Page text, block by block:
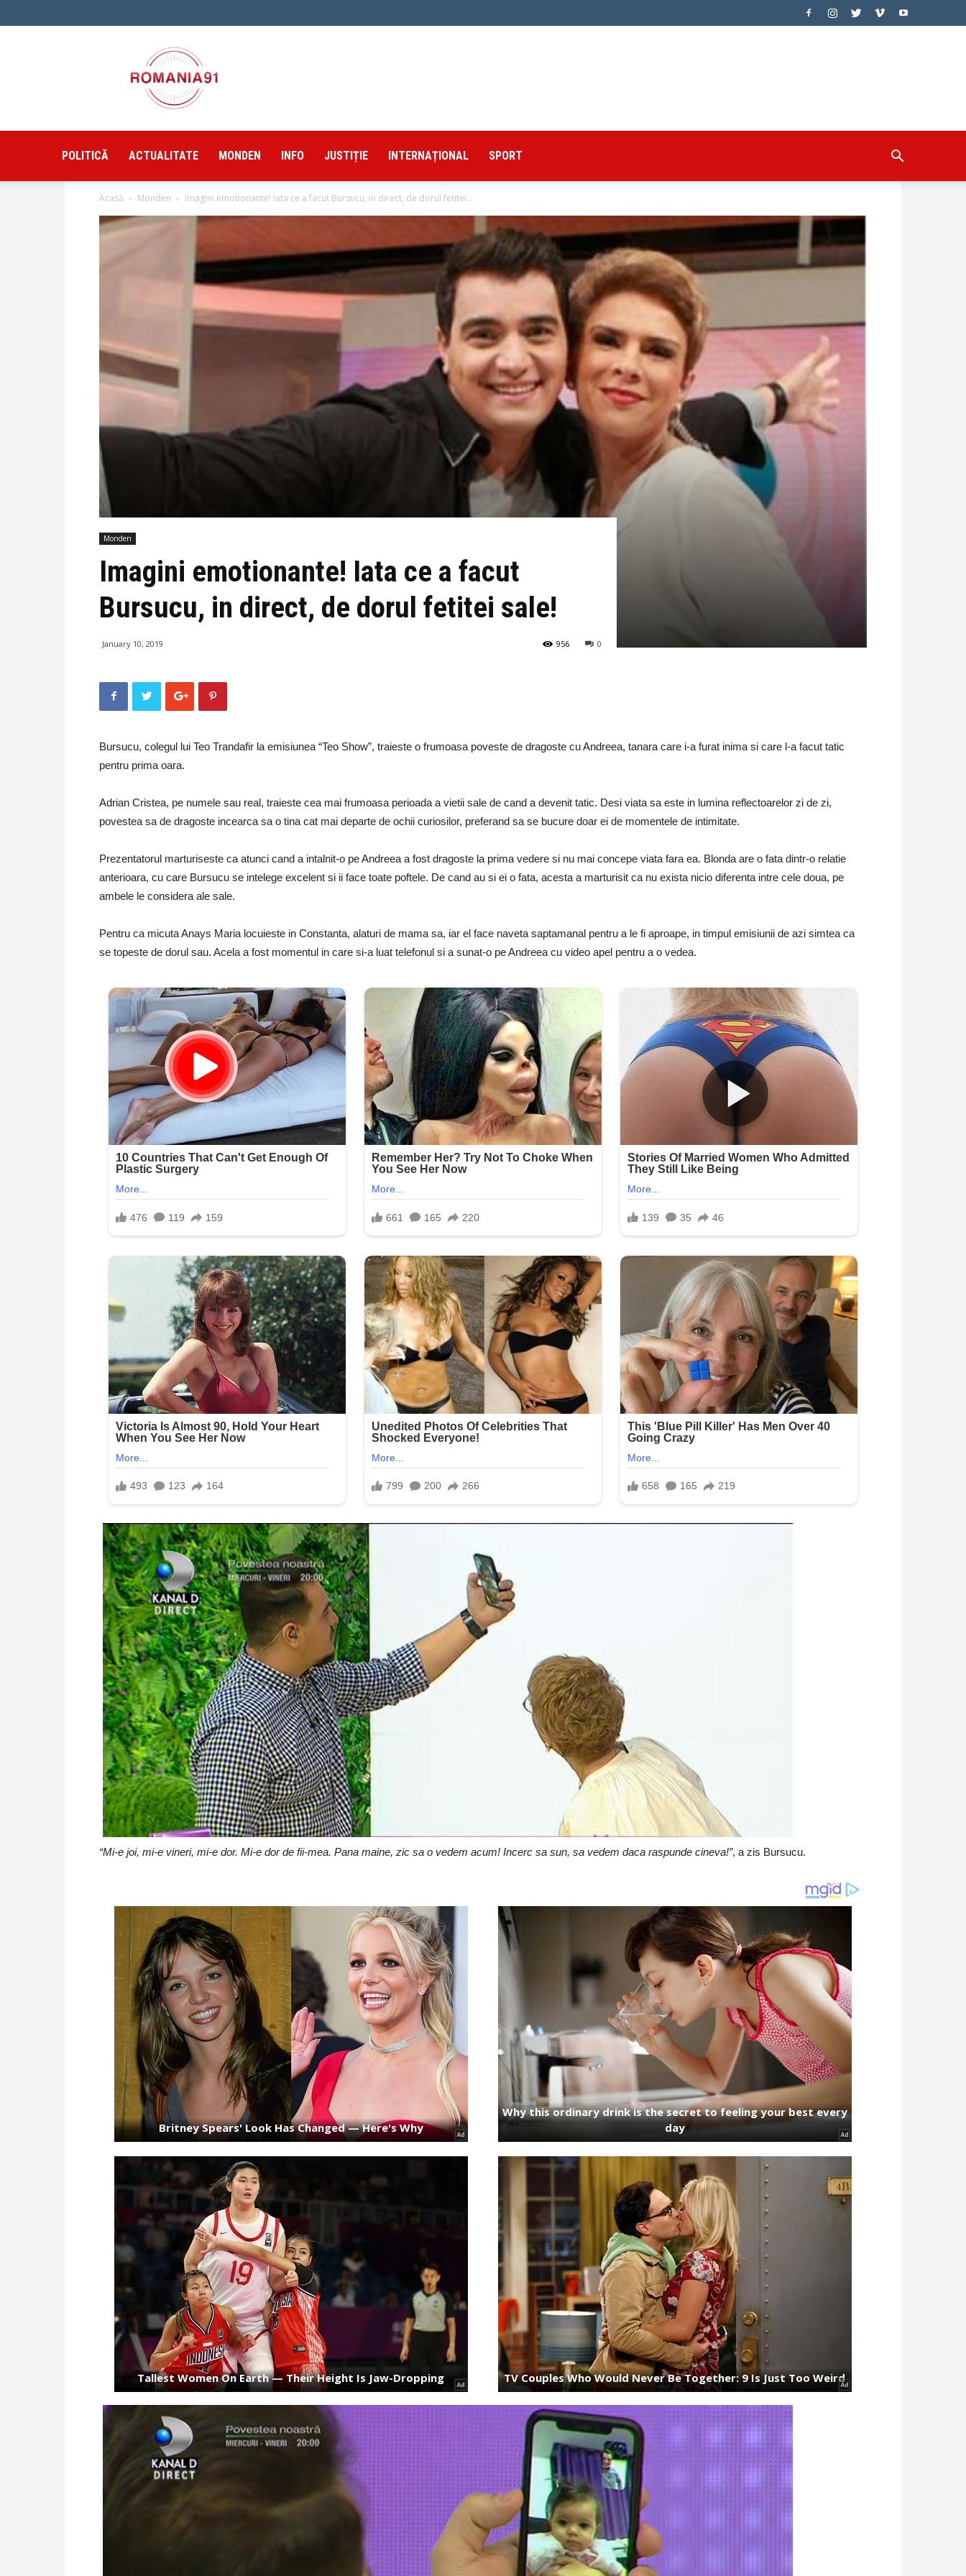
POLITICĂ ACTUALITATE MONDEN INFO JUSTIȚIE INTERNAȚIONAL SPORT
Acasă Monden Imagini emotionante! Iata ce a facut Bursucu, in direct, de dorul fetitei...
Monden
Imagini emotionante! Iata ce a facut
Bursucu, in direct, de dorul fetitei sale!
January 10, 2019 0
956
Bursucu, colegul lui Teo Trandafir la emisiunea “Teo Show”, traieste o frumoasa poveste de dragoste cu Andreea, tanara care i-a furat inima si care l-a facut tatic
pentru prima oara.
Adrian Cristea, pe numele sau real, traieste cea mai frumoasa perioada a vietii sale de cand a devenit tatic. Desi viata sa este in lumina reflectoarelor zi de zi,
povestea sa de dragoste incearca sa o tina cat mai departe de ochii curiosilor, preferand sa se bucure doar ei de momentele de intimitate.
Prezentatorul marturiseste ca atunci cand a intalnit-o pe Andreea a fost dragoste la prima vedere si nu mai concepe viata fara ea. Blonda are o fata dintr-o relatie
anterioara, cu care Bursucu se intelege excelent si ii face toate poftele. De cand au si ei o fata, acesta a marturisit ca nu exista nicio diferenta intre cele doua, pe
ambele le considera ale sale.
Pentru ca micuta Anays Maria locuieste in Constanta, alaturi de mama sa, iar el face naveta saptamanal pentru a le fi aproape, in timpul emisiunii de azi simtea ca
se topeste de dorul sau. Acela a fost momentul in care si-a luat telefonul si a sunat-o pe Andreea cu video apel pentru a o vedea.
“Mi-e joi, mi-e vineri, mi-e dor. Mi-e dor de fii-mea. Pana maine, zic sa o vedem acum! Incerc sa sun, sa vedem daca raspunde cineva!”, a zis Bursucu.